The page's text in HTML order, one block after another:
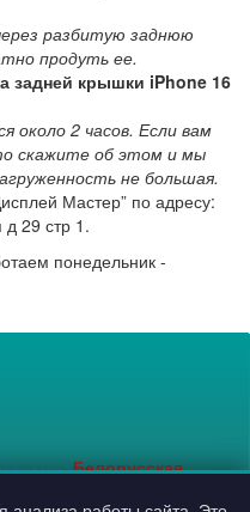
разбитую заднюю
продуть ее.
задней крышки iPhone 16
около 2 часов. Если вам
скажите об этом и мы
не большая.
Мастер” по адресу:
29 стр 1.
понедельник -
Белорусская